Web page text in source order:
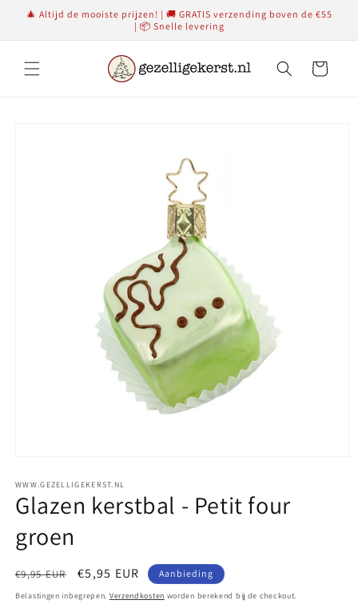
naar de
🎄 Altijd de mooiste prijzen! | 🚚 GRATIS verzending boven de €55
| 📦 Snelle levering
Winkelwagen
WWW.GEZELLIGEKERST.NL
Glazen kerstbal - Petit four
groen
Normale
prijs
€9,95 EUR Aanbiedingsprijs
€5,95 EUR Aanbieding
Belastingen inbegrepen. Verzendkosten worden berekend bij de checkout.